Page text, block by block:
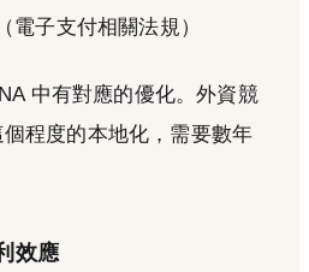
電子支付相關法規）
中有對應的優化。外資競
程度的本地化，需要數年
效應